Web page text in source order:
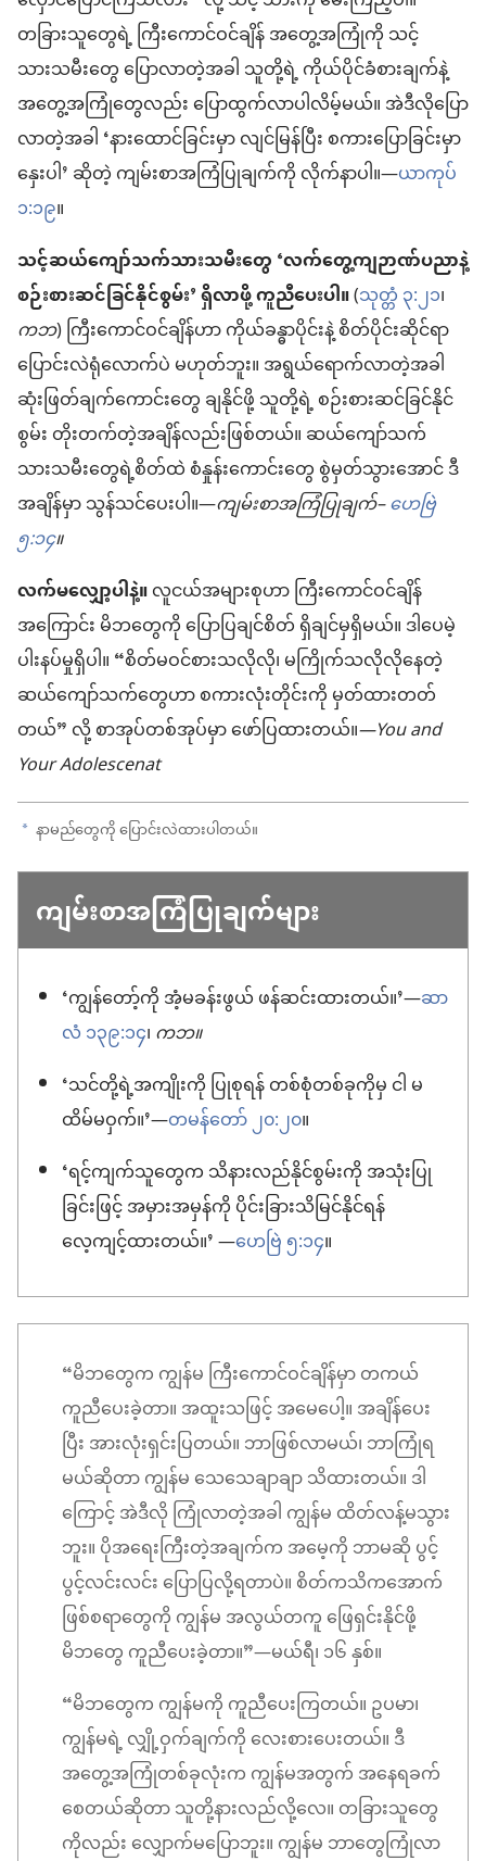
တခြားသူတွေရဲ့ ကြီးကောင်ဝင်ချိန် အတွေ့အကြုံကို သင့်
သားသမီးတွေ ပြောလာတဲ့အခါ သူတို့ရဲ့ ကိုယ်ပိုင်ခံစားချက်နဲ့
အတွေ့အကြုံတွေလည်း ပြောထွက်လာပါလိမ့်မယ်။ အဲဒီလိုပြော
လာတဲ့အခါ ‘နားထောင်ခြင်းမှာ လျင်မြန်ပြီး စကားပြောခြင်းမှာ
နှေးပါ’ ဆိုတဲ့ ကျမ်းစာအကြံပြုချက်ကို လိုက်နာပါ။—ယာကုပ်
၁:၁၉။
သင့်ဆယ်ကျော်သက်သားသမီးတွေ ‘လက်တွေ့ကျဉာဏ်ပညာနဲ့
စဉ်းစားဆင်ခြင်နိုင်စွမ်း’ ရှိလာဖို့ ကူညီပေးပါ။(သုတ္တံ ၃:၂၁၊
ကဘ) ကြီးကောင်ဝင်ချိန်ဟာ ကိုယ်ခန္ဓာပိုင်းနဲ့ စိတ်ပိုင်းဆိုင်ရာ
ပြောင်းလဲရုံလောက်ပဲ မဟုတ်ဘူး။ အရွယ်ရောက်လာတဲ့အခါ
ဆုံးဖြတ်ချက်ကောင်းတွေ ချနိုင်ဖို့ သူတို့ရဲ့ စဉ်းစားဆင်ခြင်နိုင်
စွမ်း တိုးတက်တဲ့အချိန်လည်းဖြစ်တယ်။ ဆယ်ကျော်သက်
သားသမီးတွေရဲ့စိတ်ထဲ စံနှုန်းကောင်းတွေ စွဲမှတ်သွားအောင် ဒီ
အချိန်မှာ သွန်သင်ပေးပါ။—ကျမ်းစာအကြံပြုချက်–ဟေဗြဲ
၅:၁၄။
လက်မလျှော့ပါနဲ့။လူငယ်အများစုဟာ ကြီးကောင်ဝင်ချိန်
အကြောင်း မိဘတွေကို ပြောပြချင်စိတ် ရှိချင်မှရှိမယ်။ ဒါပေမဲ့
ပါးနပ်မှုရှိပါ။ “စိတ်မဝင်စားသလိုလို၊ မကြိုက်သလိုလိုနေတဲ့
ဆယ်ကျော်သက်တွေဟာ စကားလုံးတိုင်းကို မှတ်ထားတတ်
တယ်” လို့ စာအုပ်တစ်အုပ်မှာ ဖော်ပြထားတယ်။—You and
Your Adolescenat
a နာမည်တွေကို ပြောင်းလဲထားပါတယ်။
ကျမ်းစာအကြံပြုချက်များ
‘ကျွန်တော့်ကို အံ့မခန်းဖွယ် ဖန်ဆင်းထားတယ်။’—ဆာ
လံ ၁၃၉:၁၄၊ကဘ။
‘သင်တို့ရဲ့အကျိုးကို ပြုစုရန် တစ်စုံတစ်ခုကိုမှ ငါ မ
ထိမ်မဝှက်။’—တမန်တော် ၂၀:၂၀။
‘ရင့်ကျက်သူတွေက သိနားလည်နိုင်စွမ်းကို အသုံးပြု
ခြင်းဖြင့် အမှားအမှန်ကို ပိုင်းခြားသိမြင်နိုင်ရန်
လေ့ကျင့်ထားတယ်။’ —ဟေဗြဲ ၅:၁၄။
“မိဘတွေက ကျွန်မ ကြီးကောင်ဝင်ချိန်မှာ တကယ်
ကူညီပေးခဲ့တာ။ အထူးသဖြင့် အမေပေါ့။ အချိန်ပေး
ပြီး အားလုံးရှင်းပြတယ်။ ဘာဖြစ်လာမယ်၊ ဘာကြုံရ
မယ်ဆိုတာ ကျွန်မ သေသေချာချာ သိထားတယ်။ ဒါ
ကြောင့် အဲဒီလို ကြုံလာတဲ့အခါ ကျွန်မ ထိတ်လန့်မသွား
ဘူး။ ပိုအရေးကြီးတဲ့အချက်က အမေ့ကို ဘာမဆို ပွင့်
ပွင့်လင်းလင်း ပြောပြလို့ရတာပဲ။ စိတ်ကသိကအောက်
ဖြစ်စရာတွေကို ကျွန်မ အလွယ်တကူ ဖြေရှင်းနိုင်ဖို့
မိဘတွေ ကူညီပေးခဲ့တာ။”—မယ်ရီ၊ ၁၆ နှစ်။
“မိဘတွေက ကျွန်မကို ကူညီပေးကြတယ်။ ဥပမာ၊
ကျွန်မရဲ့ လျှို့ဝှက်ချက်ကို လေးစားပေးတယ်။ ဒီ
အတွေ့အကြုံတစ်ခုလုံးက ကျွန်မအတွက် အနေရခက်
စေတယ်ဆိုတာ သူတို့နားလည်လို့လေ။ တခြားသူတွေ
ကိုလည်း လျှောက်မပြောဘူး။ ကျွန်မ ဘာတွေကြုံလာ